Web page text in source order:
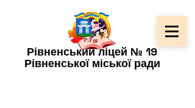
Рівненський ліцей № 19
Рівненської міської ради